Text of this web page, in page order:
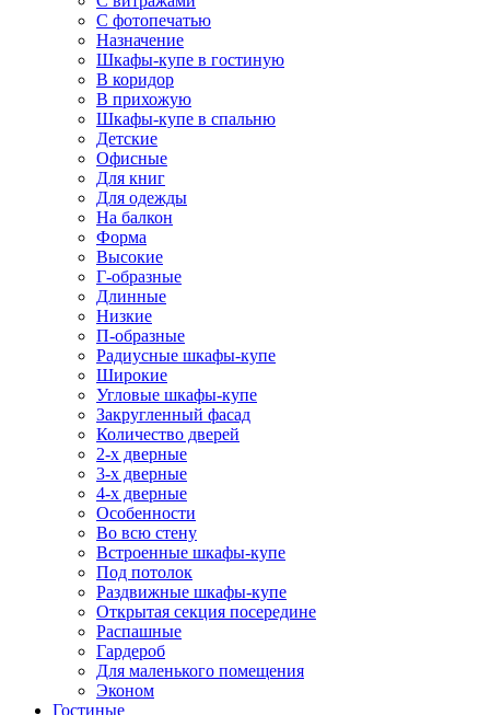
С фотопечатью
Назначение
Шкафы-купе в гостиную
В коридор
В прихожую
Шкафы-купе в спальню
Детские
Офисные
Для книг
Для одежды
На балкон
Форма
Высокие
Г-образные
Длинные
Низкие
П-образные
Радиусные шкафы-купе
Широкие
Угловые шкафы-купе
Закругленный фасад
Количество дверей
2-х дверные
3-х дверные
4-х дверные
Особенности
Во всю стену
Встроенные шкафы-купе
Под потолок
Раздвижные шкафы-купе
Открытая секция посередине
Распашные
Гардероб
Для маленького помещения
Эконом
Гостиные